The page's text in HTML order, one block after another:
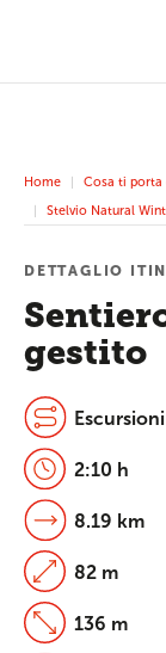
Home Cosa ti porta
Stelvio Natural
gestito
DETTAGLIO
2:10 h
8.19 km
82 m
136 m